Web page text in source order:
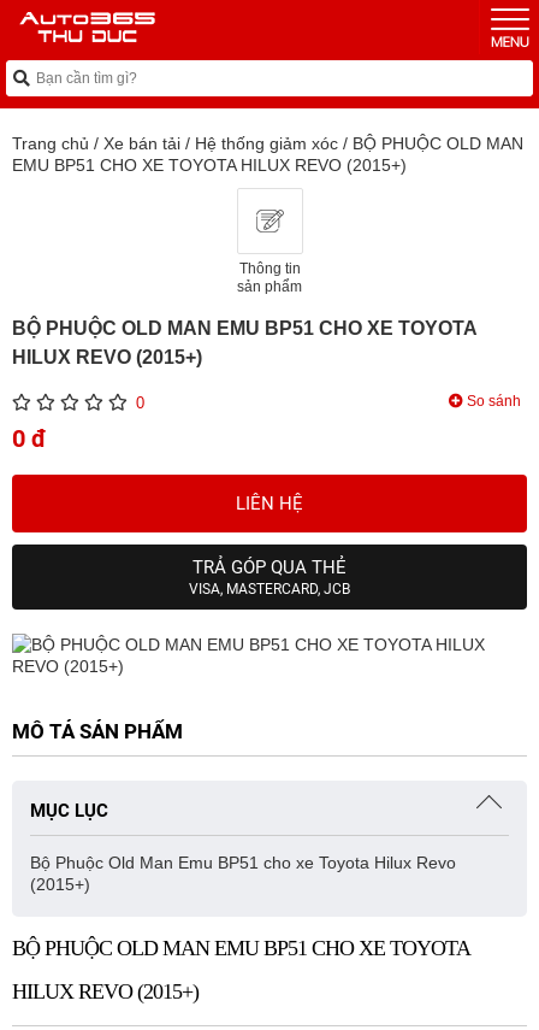
Trang chủ / Xe bán tải / Hệ thống giảm xóc / BỘ PHUỘC OLD MAN
EMU BP51 CHO XE TOYOTA HILUX REVO (2015+)
Thông tin
sản phẩm
BỘ PHUỘC OLD MAN EMU BP51 CHO XE TOYOTA
HILUX REVO (2015+)
0 So sánh
0 đ
LIÊN HỆ
TRẢ GÓP QUA THẺ
VISA, MASTERCARD, JCB
MÔ TẢ SẢN PHẨM
MỤC LỤC
Bộ Phuộc Old Man Emu BP51 cho xe Toyota Hilux Revo
(2015+)
BỘ PHUỘC OLD MAN EMU BP51 CHO XE TOYOTA
HILUX REVO (2015+)